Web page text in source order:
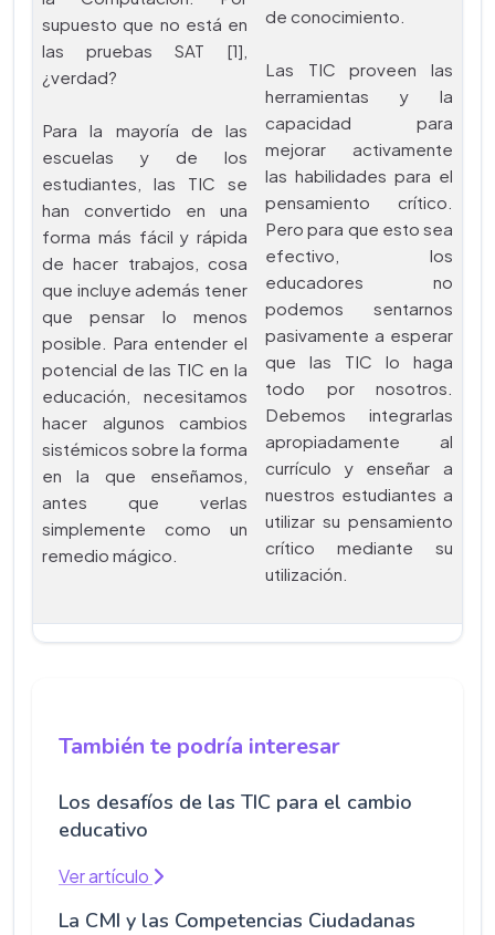
supuesto que no está en
las pruebas SAT [1],
¿verdad?
Para la mayoría de las
escuelas y de los
estudiantes, las TIC se
han convertido en una
forma más fácil y rápida
de hacer trabajos, cosa
que incluye además tener
que pensar lo menos
posible. Para entender el
potencial de las TIC en la
educación, necesitamos
hacer algunos cambios
sistémicos sobre la forma
en la que enseñamos,
antes que verlas
simplemente como un
remedio mágico.
de conocimiento.
Las TIC proveen las
herramientas y la
capacidad para
mejorar activamente
las habilidades para el
pensamiento crítico.
Pero para que esto sea
efectivo, los
educadores no
podemos sentarnos
pasivamente a esperar
que las TIC lo haga
todo por nosotros.
Debemos integrarlas
apropiadamente al
currículo y enseñar a
nuestros estudiantes a
utilizar su pensamiento
crítico mediante su
utilización.
También te podría interesar
Los desafíos de las TIC para el cambio
educativo
Ver artículo
La CMI y las Competencias Ciudadanas